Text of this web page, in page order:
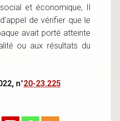
et économique, Il
de vérifier que le
avait porté atteinte
ou aux résultats du
n°20-23.225